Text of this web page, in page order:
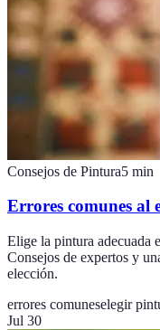
Consejos de Pintura5 min
Errores comunes al
Elige la pintura adecuada
Consejos de expertos y
elección.
errores comuneselegir
Jul 30